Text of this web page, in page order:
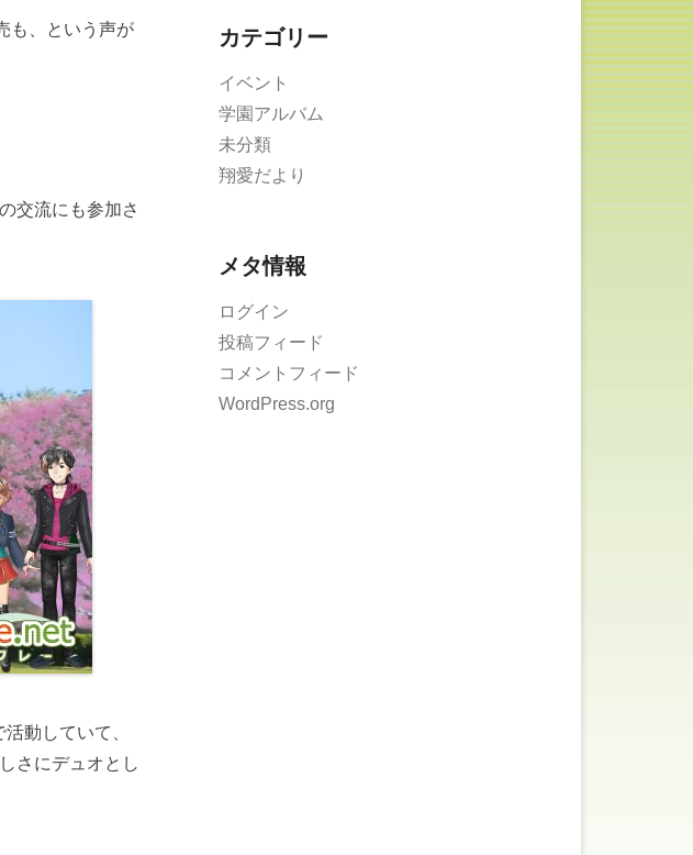
も、という声が
交流にも参加さ
動していて、
さにデュオとし
カテゴリー
イベント
学園アルバム
未分類
翔愛だより
メタ情報
ログイン
投稿フィード
コメントフィード
WordPress.org